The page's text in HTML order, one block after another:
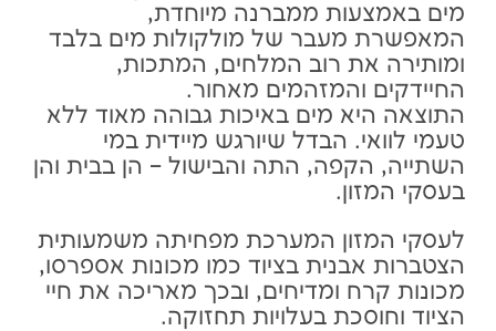
מים באמצעות ממברנה מיוחדת,
המאפשרת מעבר של מולקולות מים בלבד
ומותירה את רוב המלחים, המתכות,
החיידקים והמזהמים מאחור.
התוצאה היא מים באיכות גבוהה מאוד ללא
טעמי לוואי. הבדל שיורגש מיידית במי
השתייה, הקפה, התה והבישול – הן בבית והן
בעסקי המזון.
לעסקי המזון המערכת מפחיתה משמעותית
הצטברות אבנית בציוד כמו מכונות אספרסו,
מכונות קרח ומדיחים, ובכך מאריכה את חיי
הציוד וחוסכת בעלויות תחזוקה.